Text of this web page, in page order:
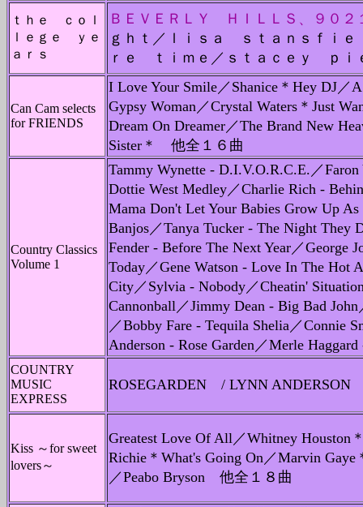
ｔｈｅ ｃｏｌ
ｌｅｇｅ ｙｅ
ａｒｓ
ＢＥＶＥＲＬＹ ＨＩＬＬＳ、９０２
ｇｈｔ／ｌｉｓａ ｓｔａｎｓｆ
ｒｅ ｔｉｍｅ／ｓｔａｃｅｙ ｐ
Can Cam selects
for FRIENDS
I Love Your Smile／Shanice＊Hey DJ／
Gypsy Woman／Crystal Waters＊Just
Dream On Dreamer／The Brand New
Sister＊ 他全１６曲
Country Classics
Volume 1
Tammy Wynette - D.I.V.O.R.C.E.／
Dottie West Medley／Charlie Rich -
Mama Don't Let Your Babies Grow Up
Banjos／Tanya Tucker - The Night They
Fender - Before The Next Year／George
Today／Gene Watson - Love In The Hot
City／Sylvia - Nobody／Cheatin'
Cannonball／Jimmy Dean - Big Bad
／Bobby Fare - Tequila Shelia／Connie
Anderson - Rose Garden／Merle
COUNTRY
MUSIC
EXPRESS
ROSEGARDEN / LYNN
Kiss ～for sweet
lovers～
Greatest Love Of All／Whitney Houston
Richie＊What's Going On／Marvin
／Peabo Bryson 他全１８曲